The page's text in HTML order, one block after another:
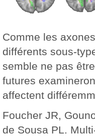
Comme les
différents sous-
semble ne pas
futures
affectent
Foucher JR,
de Sousa PL.